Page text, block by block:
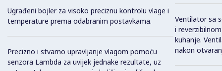
Ugrađeni bojler za visoko preciznu kontrolu vlage i
temperature prema odabranim postavkama.
Precizno i stvarno upravljanje vlagom pomoću
senzora Lambda za uvijek jednake rezultate, uz
Ventilator sa
i
kuhanje.
nakon